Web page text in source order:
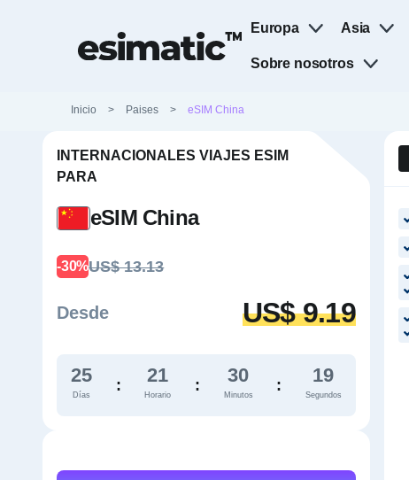
Europa Asia
Sobre nosotros
Inicio > Paises > eSIM China
INTERNACIONALES VIAJES ESIM
PARA
eSIM China
-30%US$ 13.13
Desde US$ 9.19
25
Días
: 21
Horario
: 30
Minutos
: 18
Segundos